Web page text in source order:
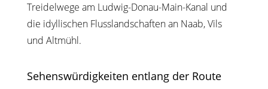
Treidelwege am Ludwig-Donau-Main-Kanal und
die idyllischen Flusslandschaften an Naab, Vils
und Altmühl.
Sehenswürdigkeiten entlang der Route